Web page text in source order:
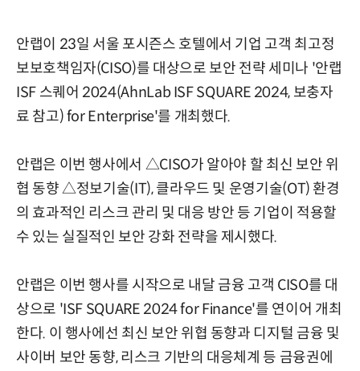
안랩이 23일 서울 포시즌스 호텔에서 기업 고객 최고정
보보호책임자(CISO)를 대상으로 보안 전략 세미나 '안랩
ISF 스퀘어 2024(AhnLab ISF SQUARE 2024, 보충자
료 참고) for Enterprise'를 개최했다.
안랩은 이번 행사에서 △CISO가 알아야 할 최신 보안 위
협 동향 △정보기술(IT), 클라우드 및 운영기술(OT) 환경
의 효과적인 리스크 관리 및 대응 방안 등 기업이 적용할
수 있는 실질적인 보안 강화 전략을 제시했다.
안랩은 이번 행사를 시작으로 내달 금융 고객 CISO를 대
상으로 'ISF SQUARE 2024 for Finance'를 연이어 개최
한다. 이 행사에선 최신 보안 위협 동향과 디지털 금융 및
사이버 보안 동향, 리스크 기반의 대응체계 등 금융권에